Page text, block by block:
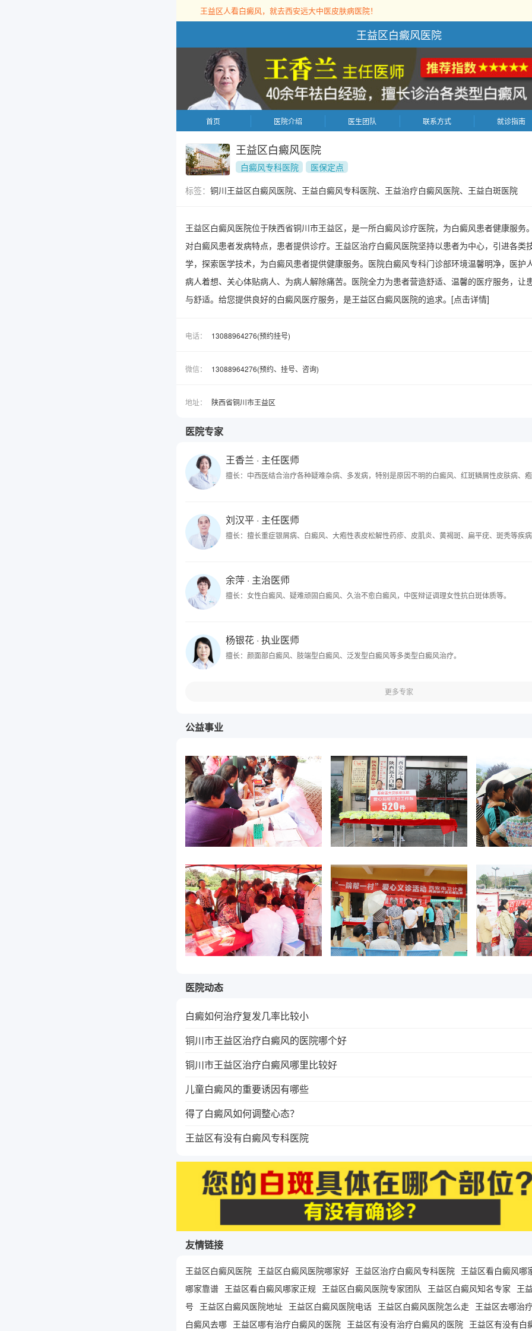
王益区人看白癜风，就去西安远大中医皮肤病医院！
王益区白癜风医院
首页 医院介绍 医生团队 联系方式 就诊指南
王益区白癜风医院
白癜风专科医院
医保定点
标签： 铜川王益区白癜风医院、王益白癜风专科医院、王益治疗白癜风医院、王益白斑医院
王益区白癜风医院位于陕西省铜川市王益区，是一所白癜风诊疗医院，为白癜风患者健康服务
对白癜风患者发病特点，患者提供诊疗。王益区治疗白癜风医院坚持以患者为中心，引进各类
学，探索医学技术，为白癜风患者提供健康服务。医院白癜风专科门诊部环境温馨明净，医护
病人着想、关心体贴病人、为病人解除痛苦。医院全力为患者营造舒适、温馨的医疗服务，让
与舒适。给您提供良好的白癜风医疗服务，是王益区白癜风医院的追求。 [点击详情]
电话： 13088964276(预约挂号)
微信： 13088964276(预约、挂号、咨询)
地址： 陕西省铜川市王益区
医院专家
王香兰 · 主任医师
擅长：中西医结合治疗各种疑难杂病、多发病，特别是原因不明的白癜风、红斑鳞屑性皮肤病、
刘汉平· 主任医师
擅长：擅长重症银屑病、白癜风、大疱性表皮松解性药疹、皮肌炎、黄褐斑、扁平疣、斑秃等疾
余萍· 主治医师
擅长：女性白癜风、疑难顽固白癜风、久治不愈白癜风，中医辩证调理女性抗白斑体质等。
杨银花· 执业医师
擅长：颜面部白癜风、肢端型白癜风、泛发型白癜风等多类型白癜风治疗。
更多专家
公益事业
医院动态
白癜如何治疗复发几率比较小
铜川市王益区治疗白癜风的医院哪个好
铜川市王益区治疗白癜风哪里比较好
儿童白癜风的重要诱因有哪些
得了白癜风如何调整心态？
王益区有没有白癜风专科医院
友情链接
王益区白癜风医院 王益区白癜风医院哪家好 王益区治疗白癜风专科医院 王益区看白癜风哪
哪家靠谱 王益区看白癜风哪家正规 王益区白癜风医院专家团队 王益区白癜风知名专家 王
号 王益区白癜风医院地址 王益区白癜风医院电话 王益区白癜风医院怎么走 王益区去哪治
白癜风去哪 王益区哪有治疗白癜风的医院 王益区有没有治疗白癜风的医院 王益区有没有白